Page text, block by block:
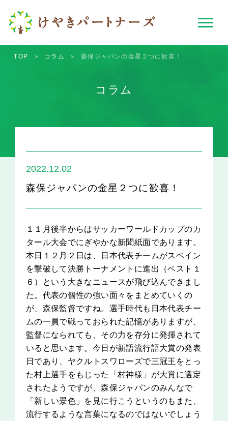
TOP ＞ コラム ＞ 森保ジャパンの金星２つに歓喜！
コラム
2022.12.02
森保ジャパンの金星２つに歓喜！
１１月後半からはサッカーワールドカップのカ
タール大会でにぎやかな新聞紙面であります。
本日１２月２日は、日本代表チームがスペイン
を撃破して決勝トーナメントに進出（ベスト１
６）という大きなニュースが飛び込んできまし
た。代表の個性の強い面々をまとめていくの
が、森保監督ですね。選手時代も日本代表チー
ムの一員で戦っておられた記憶がありますが、
監督になられても、その力を存分に発揮されて
いると思います。今日が新語流行語大賞の発表
日であり、ヤクルトスワローズで三冠王をとっ
た村上選手をもじった「村神様」が大賞に選定
されたようですが、森保ジャパンのみんなで
「新しい景色」を見に行こうというのもまた、
流行するような言葉になるのではないでしょう